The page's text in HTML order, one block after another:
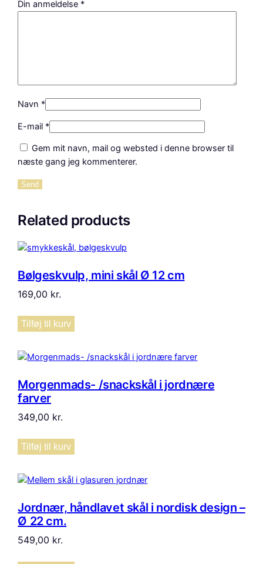
Din anmeldelse *
Navn *
E-mail *
Gem mit navn, mail og websted i denne browser til
næste gang jeg kommenterer.
Related products
Bølgeskvulp, mini skål Ø 12 cm
169,00 kr.
Tilføj til kurv
Morgenmads- /snackskål i jordnære
farver
349,00 kr.
Tilføj til kurv
Jordnær, håndlavet skål i nordisk design –
Ø 22 cm.
549,00 kr.